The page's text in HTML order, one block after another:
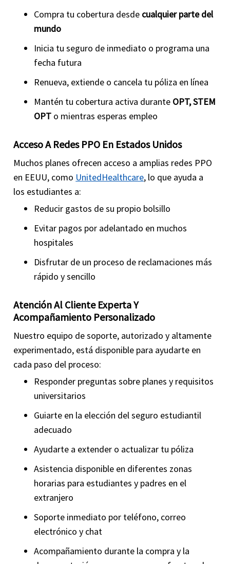
Compra tu cobertura desde cualquier parte del
mundo
Inicia tu seguro de inmediato o programa una
fecha futura
Renueva, extiende o cancela tu póliza en línea
Mantén tu cobertura activa durante OPT, STEM
OPT o mientras esperas empleo
Acceso A Redes PPO En Estados Unidos
Muchos planes ofrecen acceso a amplias redes PPO
en EEUU, como UnitedHealthcare, lo que ayuda a
los estudiantes a:
Reducir gastos de su propio bolsillo
Evitar pagos por adelantado en muchos
hospitales
Disfrutar de un proceso de reclamaciones más
rápido y sencillo
Atención Al Cliente Experta Y
Acompañamiento Personalizado
Nuestro equipo de soporte, autorizado y altamente
experimentado, está disponible para ayudarte en
cada paso del proceso:
Responder preguntas sobre planes y requisitos
universitarios
Guiarte en la elección del seguro estudiantil
adecuado
Ayudarte a extender o actualizar tu póliza
Asistencia disponible en diferentes zonas
horarias para estudiantes y padres en el
extranjero
Soporte inmediato por teléfono, correo
electrónico y chat
Acompañamiento durante la compra y la